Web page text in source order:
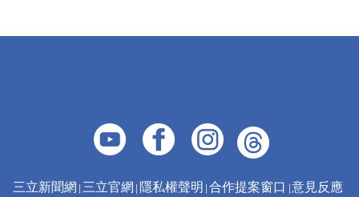
三立新聞網 三立官網 隱私權聲明 合作提案窗口 意見反應